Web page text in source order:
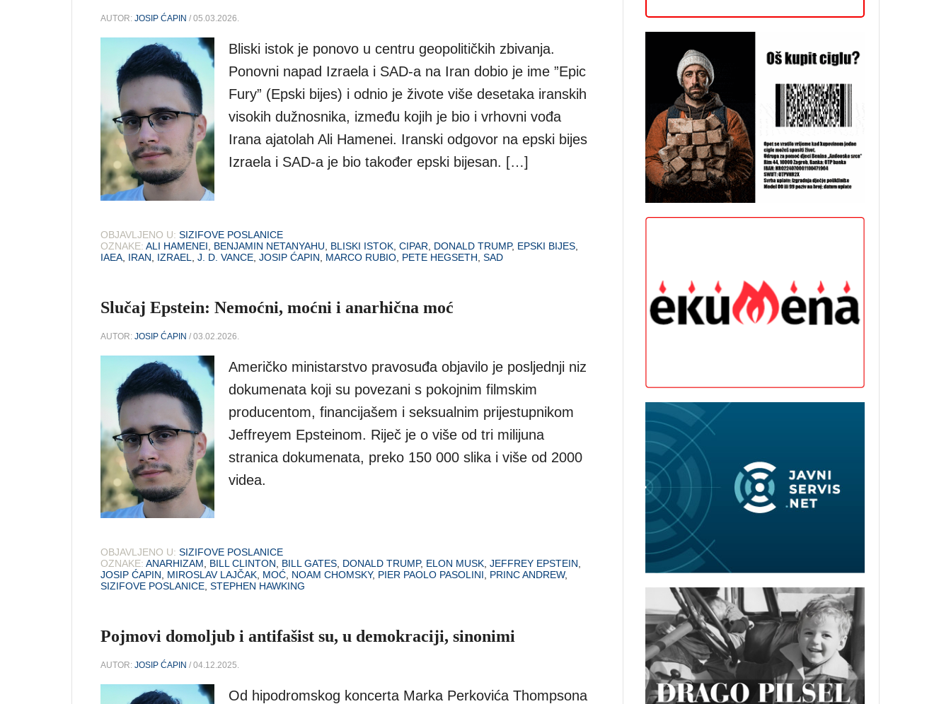
AUTOR: JOSIP ĆAPIN / 05.03.2026.
Bliski istok je ponovo u centru geopolitičkih zbivanja.
Ponovni napad Izraela i SAD-a na Iran dobio je ime ”Epic
Fury” (Epski bijes) i odnio je živote više desetaka iranskih
visokih dužnosnika, između kojih je bio i vrhovni vođa
Irana ajatolah Ali Hamenei. Iranski odgovor na epski bijes
Izraela i SAD-a je bio također epski bijesan. […]
OBJAVLJENO U: SIZIFOVE POSLANICE
OZNAKE: ALI HAMENEI BENJAMIN NETANYAHU BLISKI ISTOK CIPAR DONALD TRUMP, EPSKI BIJES
IAEA IRAN IZRAEL J. D. VANCE JOSIP ĆAPIN MARCO RUBIO PETE HEGSETH SAD
Slučaj Epstein: Nemoćni, moćni i anarhična moć
AUTOR: JOSIP ĆAPIN / 03.02.2026.
Američko ministarstvo pravosuđa objavilo je posljednji niz
dokumenata koji su povezani s pokojnim filmskim
producentom, financijašem i seksualnim prijestupnikom
Jeffreyem Epsteinom. Riječ je o više od tri milijuna
stranica dokumenata, preko 150 000 slika i više od 2000
videa.
OBJAVLJENO U: SIZIFOVE POSLANICE
OZNAKE: ANARHIZAM BILL CLINTON BILL GATES DONALD TRUMP, ELON MUSK JEFFREY EPSTEIN
JOSIP ĆAPIN
MIROSLAV LAJČAK MOĆ NOAM CHOMSKY, PIER PAOLO PASOLINI PRINC ANDREW,
SIZIFOVE POSLANICE STEPHEN HAWKING
Pojmovi domoljub i antifašist su, u demokraciji, sinonimi
AUTOR: JOSIP ĆAPIN / 04.12.2025.
Od hipodromskog koncerta Marka Perkovića Thompsona